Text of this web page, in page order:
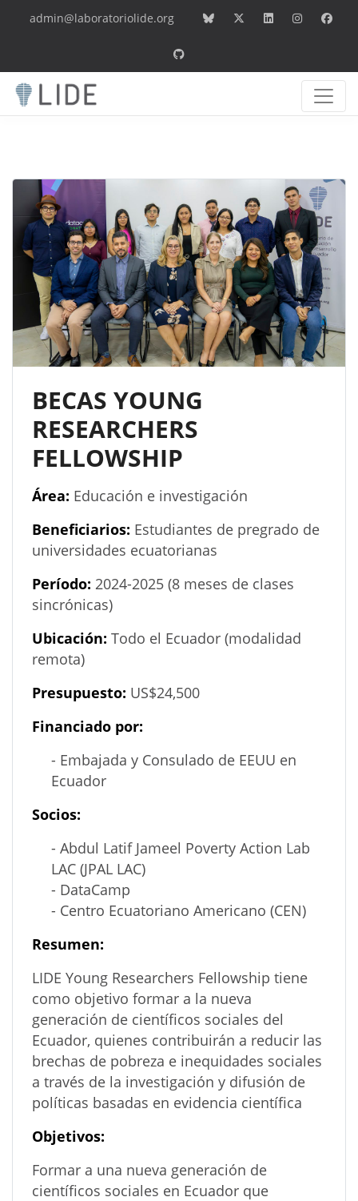
admin@laboratoriolide.org
BECAS YOUNG
RESEARCHERS
FELLOWSHIP
Área: Educación e investigación
Beneficiarios: Estudiantes de pregrado de
universidades ecuatorianas
Período: 2024-2025 (8 meses de clases
sincrónicas)
Ubicación: Todo el Ecuador (modalidad
remota)
Presupuesto: US$24,500
Financiado por:
- Embajada y Consulado de EEUU en
Ecuador
Socios:
- Abdul Latif Jameel Poverty Action Lab
LAC (JPAL LAC)
- DataCamp
- Centro Ecuatoriano Americano (CEN)
Resumen:
LIDE Young Researchers Fellowship tiene
como objetivo formar a la nueva
generación de científicos sociales del
Ecuador, quienes contribuirán a reducir las
brechas de pobreza e inequidades sociales
a través de la investigación y difusión de
políticas basadas en evidencia científica
Objetivos:
Formar a una nueva generación de
científicos sociales en Ecuador que